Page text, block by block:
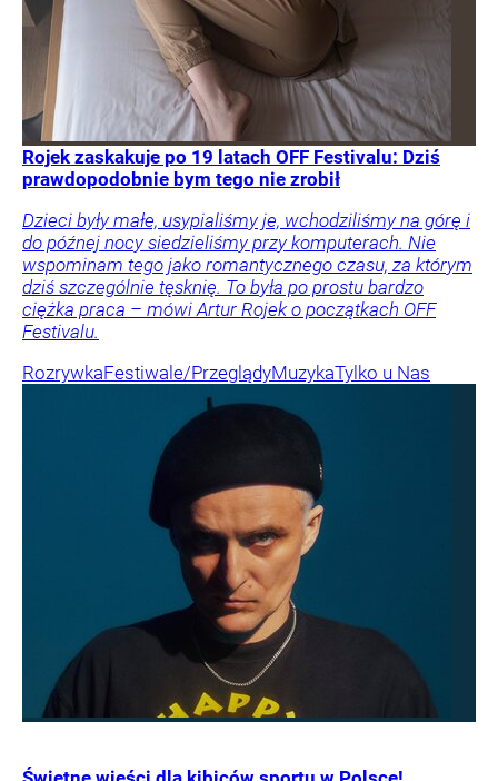
Rojek zaskakuje po 19 latach OFF Festivalu: Dziś
prawdopodobnie bym tego nie zrobił
Dzieci były małe, usypialiśmy je, wchodziliśmy na górę i
do późnej nocy siedzieliśmy przy komputerach. Nie
wspominam tego jako romantycznego czasu, za którym
dziś szczególnie tęsknię. To była po prostu bardzo
ciężka praca – mówi Artur Rojek o początkach OFF
Festivalu.
RozrywkaFestiwale/PrzeglądyMuzykaTylko u Nas